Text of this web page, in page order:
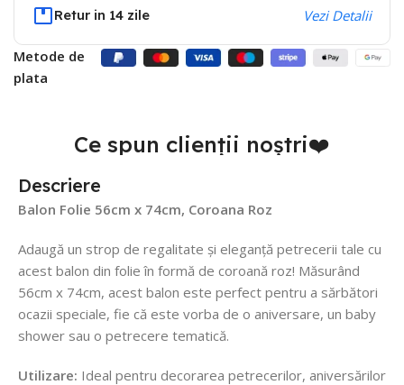
Retur in 14 zile Vezi Detalii
Metode de
plata
Ce spun clienții noștri❤️
Descriere
Balon Folie 56cm x 74cm, Coroana Roz
Adaugă un strop de regalitate și eleganță petrecerii tale cu
acest balon din folie în formă de coroană roz! Măsurând
56cm x 74cm, acest balon este perfect pentru a sărbători
ocazii speciale, fie că este vorba de o aniversare, un baby
shower sau o petrecere tematică.
Utilizare: Ideal pentru decorarea petrecerilor, aniversărilor